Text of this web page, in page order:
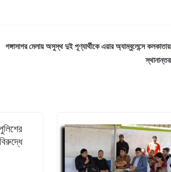
গঙ্গাসাগর মেলায় অসুস্থ দুই পূণ্যার্থীকে এয়ার অ্যাম্বুলেন্সে কলকাতায়
স্থানান্তর